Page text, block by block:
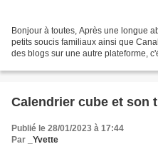
Bonjour à toutes, Après une longue
petits soucis familiaux ainsi que
des blogs sur une autre plateforme,
Calendrier cube et son
Publié le 28/01/2023 à 17:44
Par
_Yvette